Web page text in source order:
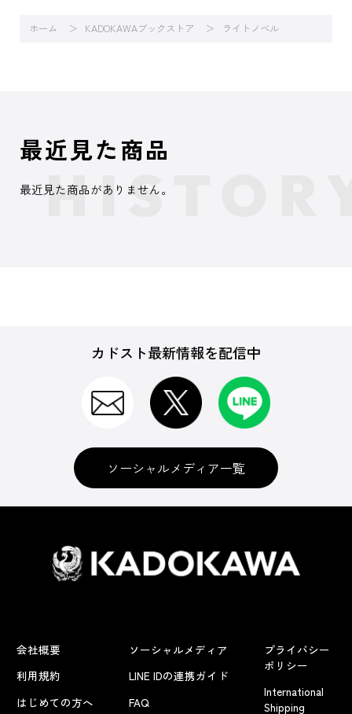
ホーム KADOKAWAブックストア ライトノベル
最近見た商品
最近見た商品がありません。
カドスト最新情報を配信中
ソーシャルメディア一覧
会社概要
利用規約
はじめての方へ
ソーシャルメディア
LINE IDの連携ガイド
FAQ
プライバシー
ポリシー
International
Shipping